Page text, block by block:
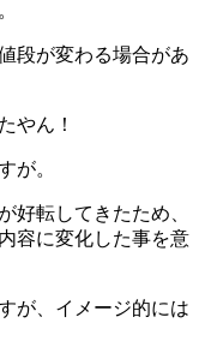
段が変わる場合があ
やん！
が。
好転してきたため、
容に変化した事を意
が、イメージ的には